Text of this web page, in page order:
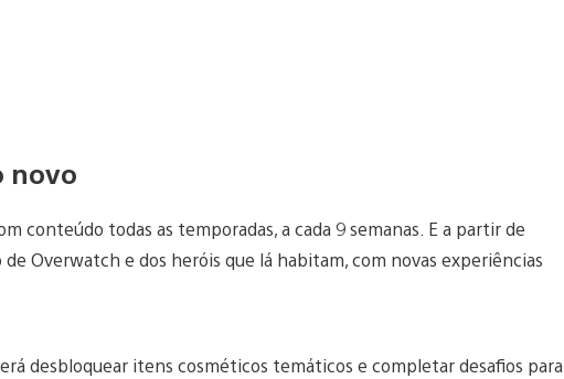
novo
conteúdo todas as temporadas, a cada 9 semanas. E a partir de
Overwatch e dos heróis que lá habitam, com novas experiências
desbloquear itens cosméticos temáticos e completar desafios para